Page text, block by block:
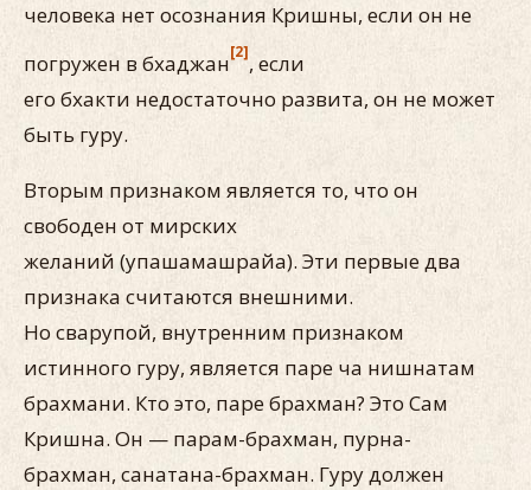
чело­века нет осознания Кришны, если он не
погружен в бхаджан[2], если
его бхакти недостаточно развита, он не может
быть гуру.
Вторым признаком является то, что он
свободен от мирских
желаний (упашамашрайа). Эти первые два
признака считают­ся внешними.
Но сварупой, внутренним признаком
истинного гуру, является паре ча нишнатам
брахмани. Кто это, паре брахман? Это Сам
Кришна. Он — парам-брахман, пурна-
брахман, санатана-брахман. Гуру должен